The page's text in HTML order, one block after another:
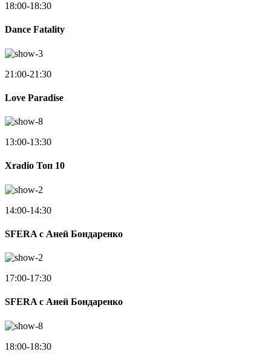
18:00-18:30
Dance Fatality
21:00-21:30
Love Paradise
13:00-13:30
Xradio Топ 10
14:00-14:30
SFERA с Аней Бондаренко
17:00-17:30
SFERA с Аней Бондаренко
18:00-18:30